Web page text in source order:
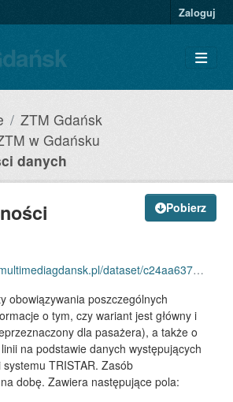
Zaloguj
ZTM Gdańsk
w Gdańsku
danych
Pobierz
3619-4dc2-a171-a23eec8f2172/resource/f84afb16-a271-4dce-80a5-3ff20dfd4f97/download/expeditiondata.json
obowiązywania poszczególnych
o tym, czy wariant jest główny i
dla pasażera), a także o
na podstawie danych występujących
TRISTAR. Zasób
dobę. Zawiera następujące pola: